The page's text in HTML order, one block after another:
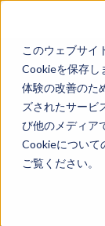
このウェブサイ
Cookieを保存し
体験の改善のた
ズされたサービ
び他のメディア
Cookieについて
ご覧ください。